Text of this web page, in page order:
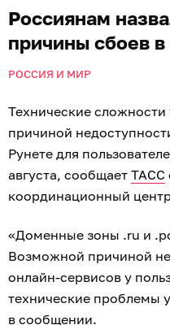
Россиянам
причины сбоев в
РОССИЯ И МИР
Технические
причиной
Рунете для
августа, сообщает ТАСС
координационный
«Доменные зоны .ru и
Возможной причиной
онлайн-сервисов у
технические проблемы
в сообщении.